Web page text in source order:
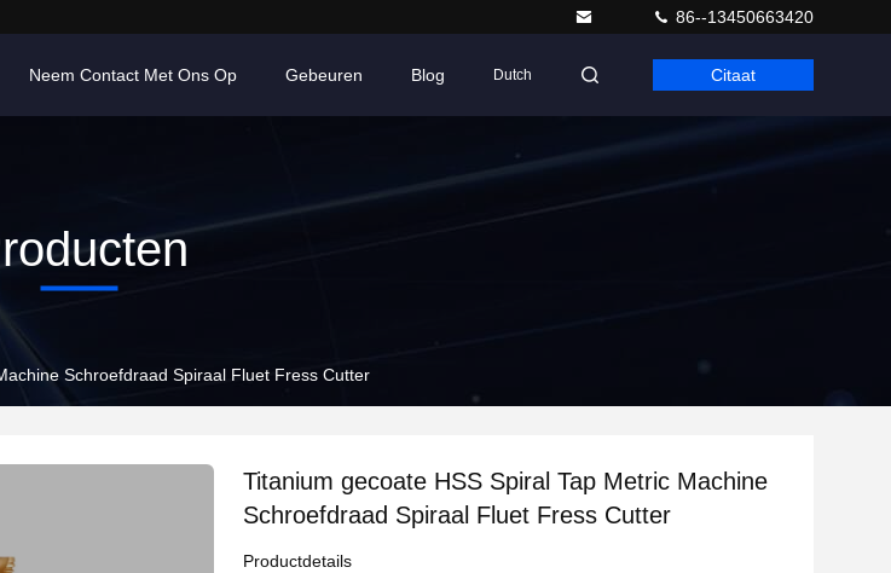
86--13450663420
Neem Contact Met Ons Op Gebeuren Blog Dutch Citaat
Schroefdraad Spiraal Fluet Fress Cutter
Titanium gecoate HSS Spiral Tap Metric Machine
Schroefdraad Spiraal Fluet Fress Cutter
Productdetails